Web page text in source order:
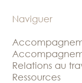
Naviguer
Relations au
Ressources